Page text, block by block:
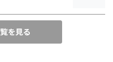
を見る